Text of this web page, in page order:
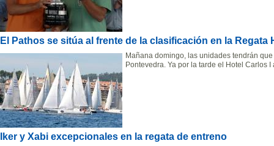
El Pathos se sitúa al frente de la clasificación en la Regata
Mañana domingo, las unidades tendrán
Pontevedra. Ya por la tarde el Hotel Carlos
Iker y Xabi excepcionales en la regata de entreno